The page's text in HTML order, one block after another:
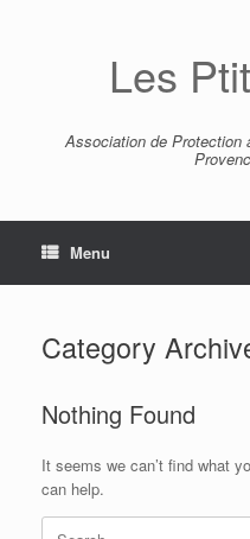
Les
Association de Protection
Menu
Category
Nothing Found
It seems we can’t find what
can help.